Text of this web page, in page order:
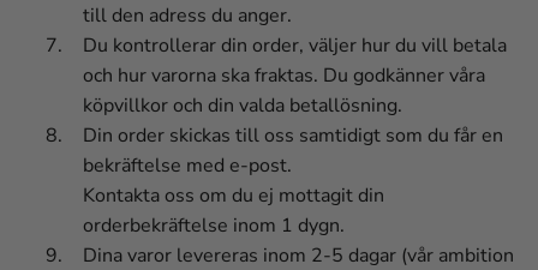
till den adress du anger.
Du kontrollerar din order, väljer hur du vill betala
och hur varorna ska fraktas. Du godkänner våra
köpvillkor och din valda betallösning.
Din order skickas till oss samtidigt som du får en
bekräftelse med e-post.
Kontakta oss om du ej mottagit din
orderbekräftelse inom 1 dygn.
Dina varor levereras inom 2-5 dagar (vår ambition